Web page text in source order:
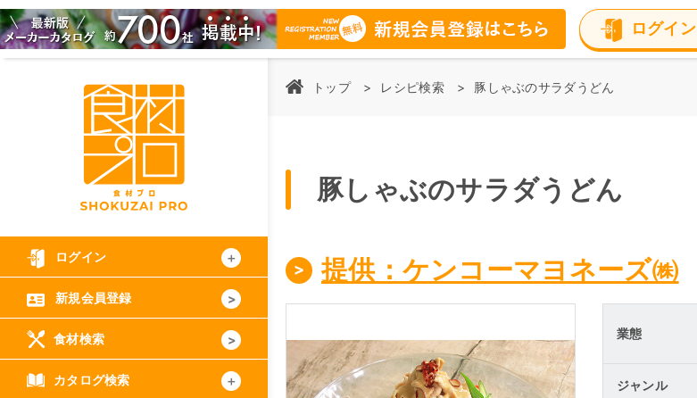
ログイン
ログイン
新規会員登録
食材検索
カタログ検索
トップ レシピ検索 豚しゃぶのサラダうどん
豚しゃぶのサラダうどん
提供：ケンコーマヨネーズ㈱
業態
ジャンル